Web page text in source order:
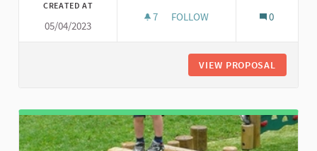
CREATED AT
05/04/2023
7 7 FOLLOWERS
FOLLOW 0
VIEW PROPOSAL